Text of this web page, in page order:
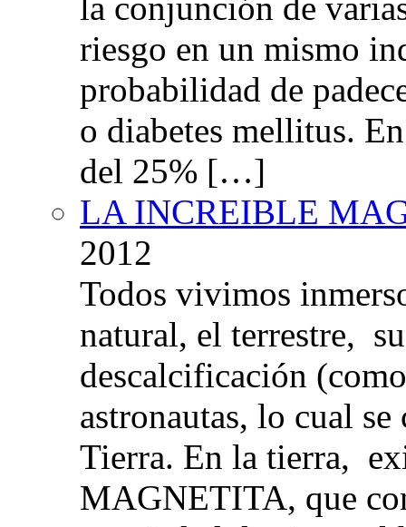
la conjunción de
riesgo en un mismo
probabilidad de
o diabetes mellitus.
del 25% […]
LA INCREIBLE
2012
Todos vivimos
natural, el terrestre,
descalcificación
astronautas, lo cual
Tierra. En la tierra,
MAGNETITA, que